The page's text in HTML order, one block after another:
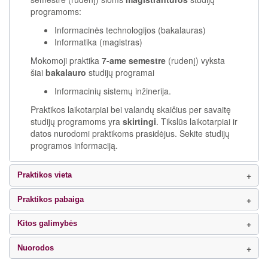
programoms:
Informacinės technologijos (bakalauras)
Informatika (magistras)
Mokomoji praktika 7-ame semestre (rudenį) vyksta
šiai bakalauro studijų programai
Informacinių sistemų inžinerija.
Praktikos laikotarpiai bei valandų skaičius per savaitę
studijų programoms yra skirtingi. Tikslūs laikotarpiai ir
datos nurodomi praktikoms prasidėjus. Sekite studijų
programos informaciją.
Praktikos vieta
Praktikos pabaiga
Kitos galimybės
Nuorodos